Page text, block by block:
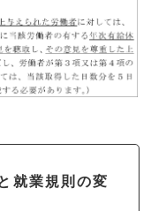
就業規則の変